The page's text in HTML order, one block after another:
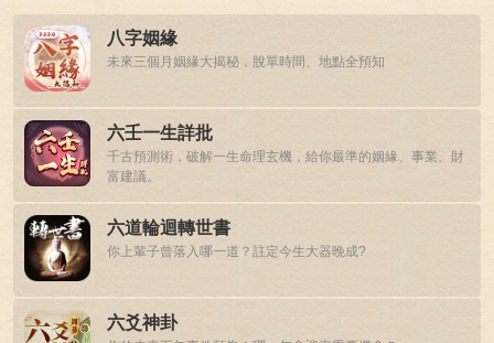
八字姻緣
未來三個月姻緣大揭秘，脫單時間、地點全預知
六壬一生詳批
千古預測術，破解一生命理玄機，給你最準的姻緣、事業、財
富建議。
六道輪迴轉世書
你上輩子曾落入哪一道？註定今生大器晚成?
六爻神卦